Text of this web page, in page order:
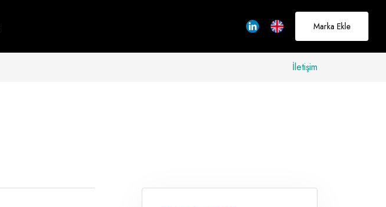
buradayız
Marka Ekle
İletişim